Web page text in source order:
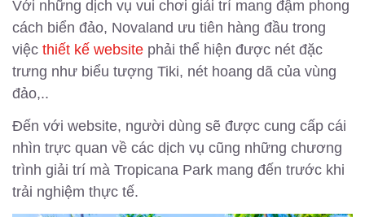
Với những dịch vụ vui chơi giải trí mang đậm phong
cách biển đảo, Novaland ưu tiên hàng đầu trong
việc thiết kế website phải thể hiện được nét đặc
trưng như biểu tượng Tiki, nét hoang dã của vùng
đảo,..
Đến với website, người dùng sẽ được cung cấp cái
nhìn trực quan về các dịch vụ cũng những chương
trình giải trí mà Tropicana Park mang đến trước khi
trải nghiệm thực tế.